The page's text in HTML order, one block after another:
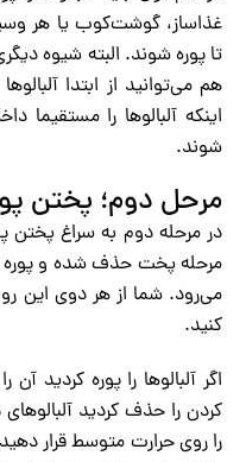
غذاساز، گوشت‌کوب یا هر
تا پوره شوند‌. البته شیوه
هم می‌توانید از ابتدا
اینکه آلبالوها را مستقیما
شوند.
مرحل دوم؛ پختن
در مرحله دوم به سراغ پختن
مرحله پخت حذف شده و پوره
می‌رود. شما از هر دوی این
کنید.
اگر آلبالوها را پوره کردید
کردن را حذف کردید آلبالوهای
را روی حرارت متوسط قرار